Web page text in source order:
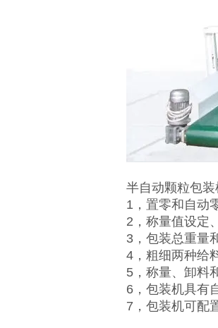
半自动颗粒包
1，置零和自动
2，称量值设定
3，包装总重量
4，粗细两种给
5，称量、卸料
6，包装机具有
7，包装机可配